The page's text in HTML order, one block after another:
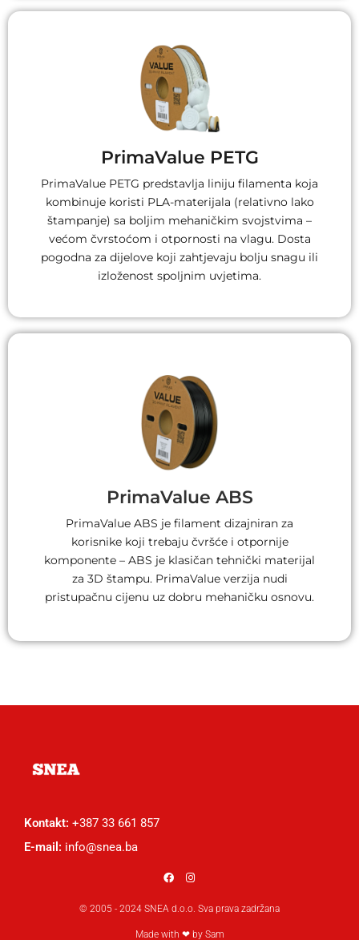
PrimaValue PETG
PrimaValue PETG predstavlja liniju filamenta koja
kombinuje koristi PLA-materijala (relativno lako
štampanje) sa boljim mehaničkim svojstvima –
većom čvrstoćom i otpornosti na vlagu. Dosta
pogodna za dijelove koji zahtjevaju bolju snagu ili
izloženost spoljnim uvjetima.
PrimaValue ABS
PrimaValue ABS je filament dizajniran za
korisnike koji trebaju čvršće i otpornije
komponente – ABS je klasičan tehnički materijal
za 3D štampu. PrimaValue verzija nudi
pristupačnu cijenu uz dobru mehaničku osnovu.
Kontakt: +387 33 661 857
E-mail: info@snea.ba
© 2005 - 2024 SNEA d.o.o. Sva prava zadržana
Made with ❤ by Sam​